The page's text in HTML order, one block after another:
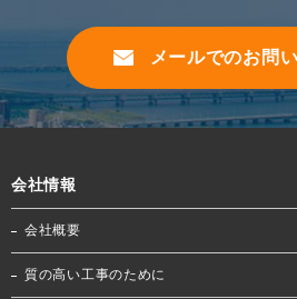
メールでのお問
会社情報
会社概要
質の高い工事のために